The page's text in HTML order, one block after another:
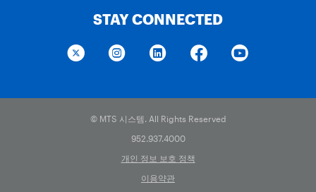
STAY CONNECTED
© MTS 시스템. All Rights Reserved
952.937.4000
개인 정보 보호 정책
이용약관